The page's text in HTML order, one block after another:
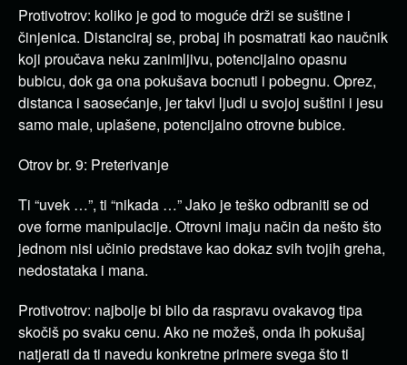
Protivotrov: koliko je god to moguće drži se suštine i
činjenica. Distanciraj se, probaj ih posmatrati kao naučnik
koji proučava neku zanimljivu, potencijalno opasnu
bubicu, dok ga ona pokušava bocnuti i pobegnu. Oprez,
distanca i saosećanje, jer takvi ljudi u svojoj suštini i jesu
samo male, uplašene, potencijalno otrovne bubice.
Otrov br. 9: Preterivanje
Ti “uvek …”, ti “nikada …” Jako je teško odbraniti se od
ove forme manipulacije. Otrovni imaju način da nešto što
jednom nisi učinio predstave kao dokaz svih tvojih greha,
nedostataka i mana.
Protivotrov: najbolje bi bilo da raspravu ovakavog tipa
skočiš po svaku cenu. Ako ne možeš, onda ih pokušaj
natjerati da ti navedu konkretne primere svega što ti